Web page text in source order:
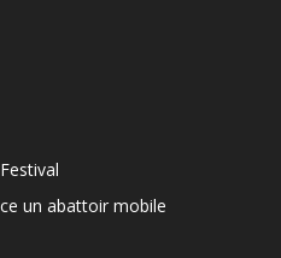
un abattoir mobile